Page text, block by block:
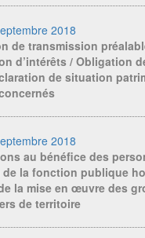
2018
de transmission
d’intérêts / Obligation
de situation
2018
au bénéfice des
la fonction publique
la mise en œuvre des
de territoire